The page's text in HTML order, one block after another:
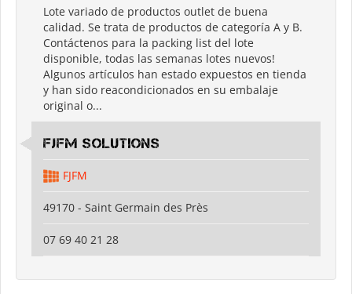
Lote variado de productos outlet de buena
calidad. Se trata de productos de categoría A y B.
Contáctenos para la packing list del lote
disponible, todas las semanas lotes nuevos!
Algunos artículos han estado expuestos en tienda
y han sido reacondicionados en su embalaje
original o...
FJFM Solutions
FJFM
49170 - Saint Germain des Près
07 69 40 21 28